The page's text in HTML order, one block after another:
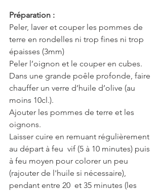
Préparation :
Peler, laver et couper les pommes de
terre en rondelles ni trop fines ni trop
épaisses (3mm)
Peler l’oignon et le couper en cubes.
Dans une grande poêle profonde, faire
chauffer un verre d’huile d’olive (au
moins 10cl.).
Ajouter les pommes de terre et les
oignons.
Laisser cuire en remuant régulièrement
au départ à feu  vif (5 à 10 minutes) puis
à feu moyen pour colorer un peu
(rajouter de l'huile si nécessaire),
pendant entre 20  et 35 minutes (les